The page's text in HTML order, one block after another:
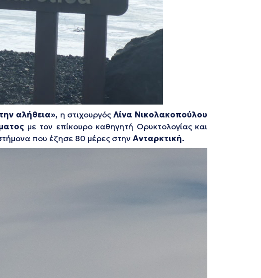
αλήθεια», η στιχουργόςΛίνα Νικολακοπούλου
με τον επίκουρο καθηγητή Ορυκτολογίας και
που έζησε 80 μέρες στην Ανταρκτική.